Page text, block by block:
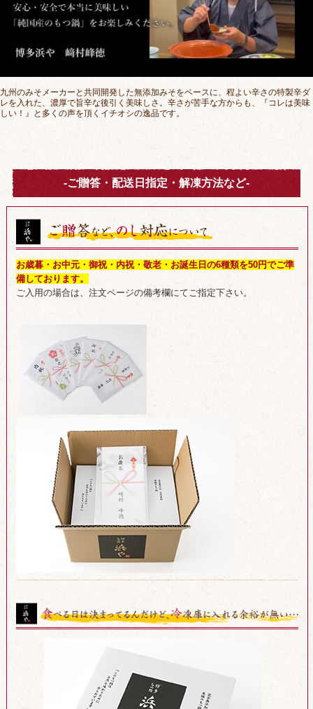
九州のみそメーカーと共同開発した無添加みそをベースに、程よい辛さの特製辛ダ
レを入れた、濃厚で旨辛な後引く美味しさ。辛さが苦手な方からも、『コレは美味
しい！』と多くの声を頂くイチオシの逸品です。
-ご贈答・配送日指定・解凍方法など-
お歳暮・お中元・御祝・内祝・敬老・お誕生日の6種類を50円でご準
備しております。
ご入用の場合は、注文ページの備考欄にてご指定下さい。